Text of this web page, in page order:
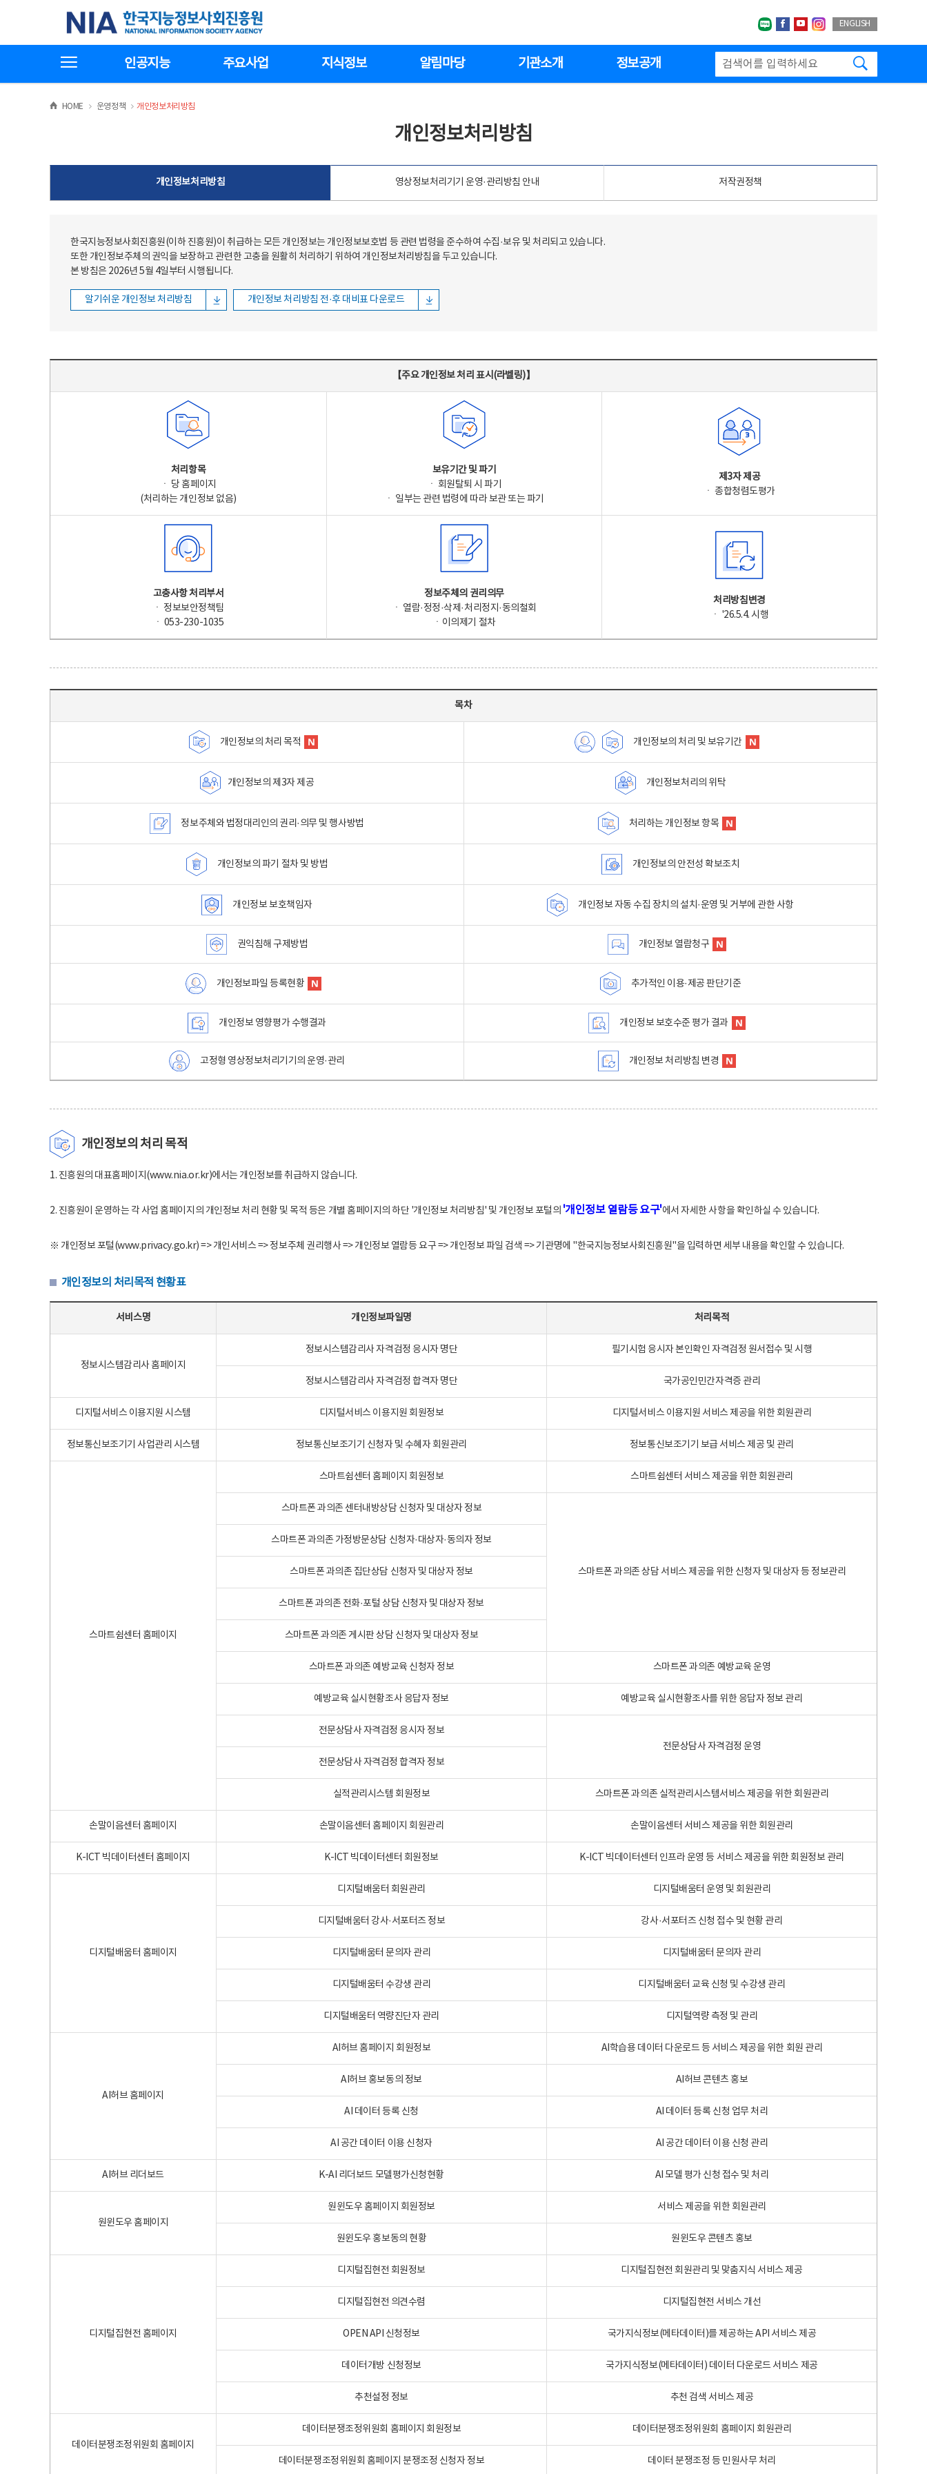
한국지능정보사회진흥원
네이버블로그
페이스북
유투브인스타그랩
ENGLISH
인공지능 주요사업 지식정보 알림마당 기관소개 정보공개
HOME >운영정책 >
개인정보처리방침
개인정보처리방침
개인정보처리방침 영상정보처리기기 운영·관리방침 안내 저작권정책
한국지능정보사회진흥원(이하 진흥원)이 취급하는 모든 개인정보는 개인정보보호법 등 관련 법령을 준수하여 수집·보유 및 처리되고 있습니다.
또한 개인정보주체의 권익을 보장하고 관련한 고충을 원활히 처리하기 위하여 개인정보처리방침을 두고 있습니다.
본 방침은 2026년 5월 4일부터 시행됩니다.
알기쉬운 개인정보 처리방침 개인정보 처리방침 전·후 대비표 다운로드
【주요 개인정보 처리 표시(라벨링)】
처리항목
ㆍ 당 홈페이지
(처리하는 개인정보 없음)
보유기간 및 파기
ㆍ 회원탈퇴 시 파기
ㆍ 일부는 관련 법령에 따라 보관 또는 파기
제3자 제공
ㆍ 종합청렴도평가
고충사항 처리부서
ㆍ 정보보안정책팀
ㆍ 053-230-1035
정보주체의 권리의무
ㆍ 열람·정정·삭제·처리정지·동의철회
ㆍ이의제기 절차
처리방침변경
ㆍ '26.5.4. 시행
목차
개인정보의 처리 목적 개인정보의 처리 및 보유기간
개인정보의 제3자 제공 개인정보처리의 위탁
정보주체와 법정대리인의 권리·의무 및 행사방법 처리하는 개인정보 항목
개인정보의 파기 절차 및 방법 개인정보의 안전성 확보조치
개인정보 보호책임자 개인정보 자동 수집 장치의 설치·운영 및 거부에 관한 사항
권익침해 구제방법 개인정보 열람청구
개인정보파일 등록현황 추가적인 이용·제공 판단기준
개인정보 영향평가 수행결과 개인정보 보호수준 평가 결과
고정형 영상정보처리기기의 운영·관리 개인정보 처리방침 변경
개인정보의 처리 목적
1. 진흥원의 대표홈페이지(www.nia.or.kr)에서는 개인정보를 취급하지 않습니다.
2. 진흥원이 운영하는 각 사업 홈페이지의 개인정보 처리 현황 및 목적 등은 개별 홈페이지의 하단 '개인정보 처리방침' 및 개인정보 포털의 '개인정보 열람등 요구'에서 자세한 사항을 확인하실 수 있습니다.
※ 개인정보 포털(www.privacy.go.kr) => 개인서비스 => 정보주체 권리행사 => 개인정보 열람등 요구 => 개인정보 파일 검색 => 기관명에 "한국지능정보사회진흥원"을 입력하면 세부 내용을 확인할 수 있습니다.
개인정보의 처리목적 현황표
서비스명 개인정보파일명 처리목적
정보시스템감리사 홈페이지
정보시스템감리사 자격검정 응시자 명단 필기시험 응시자 본인확인 자격검정 원서접수 및 시행
정보시스템감리사 자격검정 합격자 명단 국가공인민간자격증 관리
디지털서비스 이용지원 시스템 디지털서비스 이용지원 회원정보 디지털서비스 이용지원 서비스 제공을 위한 회원관리
정보통신보조기기 사업관리 시스템 정보통신보조기기 신청자 및 수혜자 회원관리 정보통신보조기기 보급 서비스 제공 및 관리
스마트쉼센터 홈페이지
스마트쉼센터 홈페이지 회원정보 스마트쉼센터 서비스 제공을 위한 회원관리
스마트폰 과의존 센터내방상담 신청자 및 대상자 정보
스마트폰 과의존 상담 서비스 제공을 위한 신청자 및 대상자 등 정보관리
스마트폰 과의존 가정방문상담 신청자·대상자·동의자 정보
스마트폰 과의존 집단상담 신청자 및 대상자 정보
스마트폰 과의존 전화·포털 상담 신청자 및 대상자 정보
스마트폰 과의존 게시판 상담 신청자 및 대상자 정보
스마트폰 과의존 예방교육 신청자 정보 스마트폰 과의존 예방교육 운영
예방교육 실시현황조사 응답자 정보 예방교육 실시현황조사를 위한 응답자 정보 관리
전문상담사 자격검정 응시자 정보
전문상담사 자격검정 운영
전문상담사 자격검정 합격자 정보
실적관리시스템 회원정보 스마트폰 과의존 실적관리시스템서비스 제공을 위한 회원관리
손말이음센터 홈페이지 손말이음센터 홈페이지 회원관리 손말이음센터 서비스 제공을 위한 회원관리
K-ICT 빅데이터센터 홈페이지 K-ICT 빅데이터센터 회원정보 K-ICT 빅데이터센터 인프라 운영 등 서비스 제공을 위한 회원정보 관리
디지털배움터 홈페이지
디지털배움터 회원관리 디지털배움터 운영 및 회원관리
디지털배움터 강사·서포터즈 정보 강사·서포터즈 신청 접수 및 현황 관리
디지털배움터 문의자 관리 디지털배움터 문의자 관리
디지털배움터 수강생 관리 디지털배움터 교육 신청 및 수강생 관리
디지털배움터 역량진단자 관리 디지털역량 측정 및 관리
AI허브 홈페이지
AI허브 홈페이지 회원정보 AI학습용 데이터 다운로드 등 서비스 제공을 위한 회원 관리
AI허브 홍보동의 정보 AI허브 콘텐츠 홍보
AI 데이터 등록 신청 AI 데이터 등록 신청 업무 처리
AI 공간 데이터 이용 신청자 AI 공간 데이터 이용 신청 관리
AI허브 리더보드 K-AI 리더보드 모델평가신청현황 AI 모델 평가 신청 접수 및 처리
원윈도우 홈페이지
원윈도우 홈페이지 회원정보 서비스 제공을 위한 회원관리
원윈도우 홍보동의 현황 원윈도우 콘텐츠 홍보
디지털집현전 홈페이지
디지털집현전 회원정보 디지털집현전 회원관리 및 맞춤지식 서비스 제공
디지털집현전 의견수렴 디지털집현전 서비스 개선
OPEN API 신청정보 국가지식정보(메타데이터)를 제공하는 API 서비스 제공
데이터개방 신청정보 국가지식정보(메타데이터) 데이터 다운로드 서비스 제공
추천설정 정보 추천 검색 서비스 제공
데이터분쟁조정위원회 홈페이지
데이터분쟁조정위원회 홈페이지 회원정보 데이터분쟁조정위원회 홈페이지 회원관리
데이터분쟁조정위원회 홈페이지 분쟁조정 신청자 정보 데이터 분쟁조정 등 민원사무 처리